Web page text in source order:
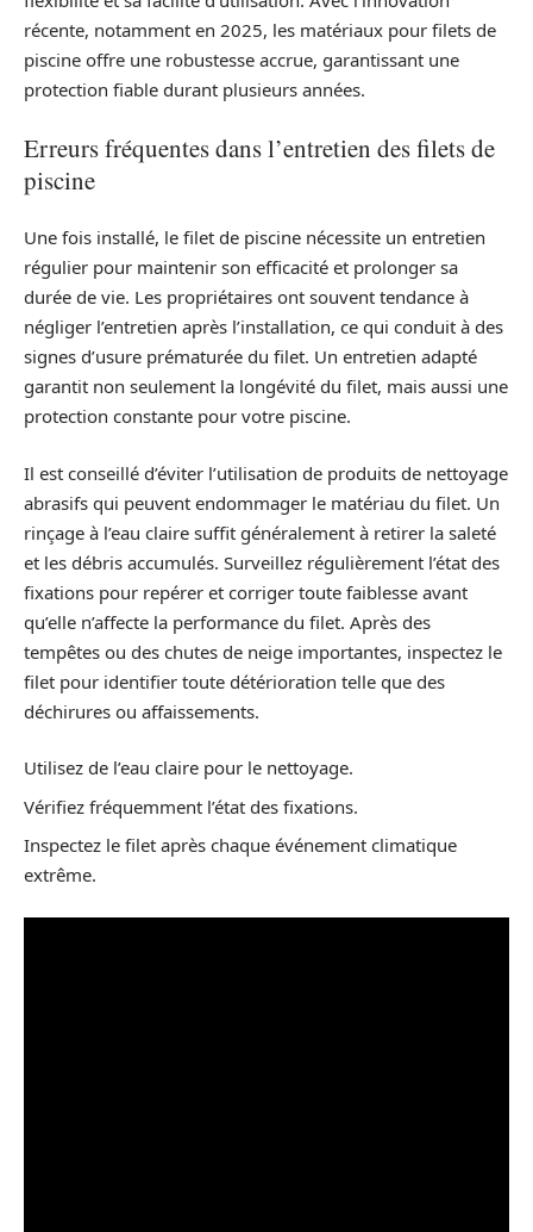
récente, notamment en 2025, les matériaux pour filets de
piscine offre une robustesse accrue, garantissant une
protection fiable durant plusieurs années.
Erreurs fréquentes dans l’entretien des filets de
piscine
Une fois installé, le filet de piscine nécessite un entretien
régulier pour maintenir son efficacité et prolonger sa
durée de vie. Les propriétaires ont souvent tendance à
négliger l’entretien après l’installation, ce qui conduit à des
signes d’usure prématurée du filet. Un entretien adapté
garantit non seulement la longévité du filet, mais aussi une
protection constante pour votre piscine.
Il est conseillé d’éviter l’utilisation de produits de nettoyage
abrasifs qui peuvent endommager le matériau du filet. Un
rinçage à l’eau claire suffit généralement à retirer la saleté
et les débris accumulés. Surveillez régulièrement l’état des
fixations pour repérer et corriger toute faiblesse avant
qu’elle n’affecte la performance du filet. Après des
tempêtes ou des chutes de neige importantes, inspectez le
filet pour identifier toute détérioration telle que des
déchirures ou affaissements.
Utilisez de l’eau claire pour le nettoyage.
Vérifiez fréquemment l’état des fixations.
Inspectez le filet après chaque événement climatique
extrême.